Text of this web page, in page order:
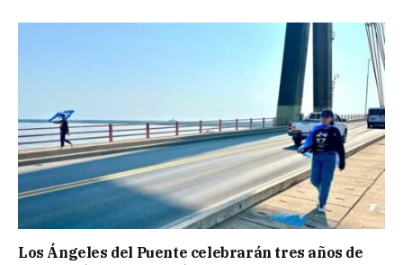
Los Ángeles del Puente celebrarán tres años de